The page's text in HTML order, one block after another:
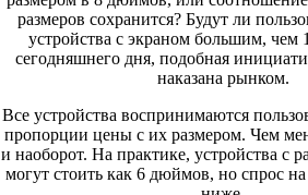
размеров сохранится? Будут ли
устройства с экраном большим,
сегодняшнего дня, подобная
наказана рынком.
Все устройства воспринимаются
пропорции цены с их размером. Чем
и наоборот. На практике, устройства с
могут стоить как 6 дюймов, но спрос